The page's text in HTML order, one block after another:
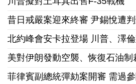
昔日戒嚴案迎來終審 尹錫悅遭
北約峰會安卡拉登場 川普、澤
美對伊朗發動空襲、恢復石油制
菲律賓副總統彈劾案開審 需過